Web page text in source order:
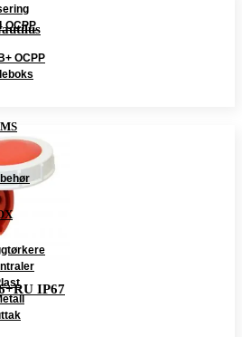
OCPP
OCPP
IP67